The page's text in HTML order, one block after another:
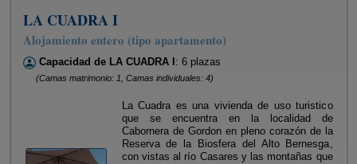
LA CUADRA I
Alojamiento entero (tipo apartamento)
Capacidad de LA CUADRA I : 6 plazas
(Camas matrimonio: 1, Camas individuales: 4)
La Cuadra es una vivienda de uso turistico
que se encuentra en la localidad de
Cabornera de Gordon en pleno corazón de la
Reserva de la Biosfera del Alto Bernesga,
con vistas al río Casares y las montañas que